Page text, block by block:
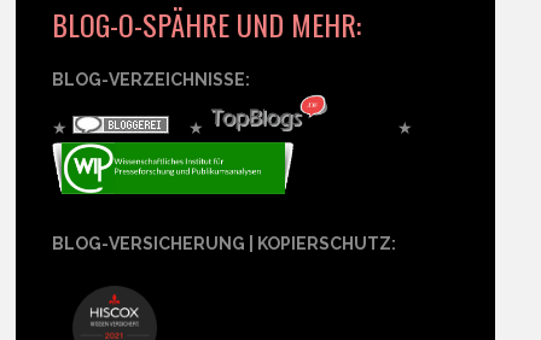
BLOG-O-SPÄHRE UND MEHR:
BLOG-VERZEICHNISSE:
★ ★ ★
BLOG-VERSICHERUNG | KOPIERSCHUTZ: